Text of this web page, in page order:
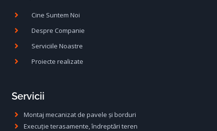
Cine Suntem Noi
Despre Companie
Serviciile Noastre
Proiecte realizate
Servicii
Montaj mecanizat de pavele și borduri
Execuție terasamente, îndreptări teren